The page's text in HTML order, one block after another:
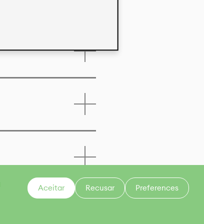
Aceitar Recusar Preferences